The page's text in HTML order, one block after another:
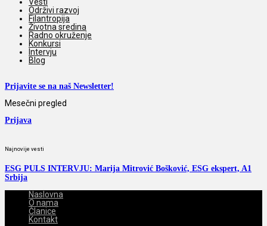
Održivi razvoj
Filantropija
Životna sredina
Radno okruženje
Konkursi
Intervju
Blog
Prijavite se na naš Newsletter!
Mesečni pregled
Prijava
Najnovije vesti
ESG PULS INTERVJU: Marija Mitrović Bošković, ESG ekspert, A1
Srbija
Naslovna
O nama
Članice
Kontakt